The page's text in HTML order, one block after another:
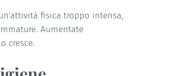
fisica troppo intensa,
Aumentate
cresce.